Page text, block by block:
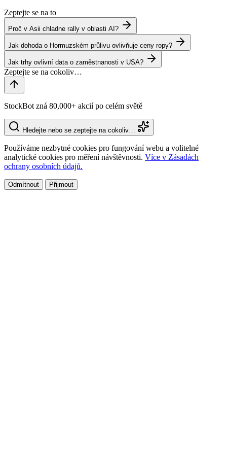
Zeptejte se na to
Proč v Asii chladne rally v oblasti AI?
Jak dohoda o Hormuzském průlivu ovlivňuje ceny ropy?
Jak trhy ovlivní data o zaměstnanosti v USA?
StockBot zná 80,000+ akcií po celém světě
Hledejte nebo se zeptejte na cokoliv…
Používáme nezbytné cookies pro fungování webu a volitelné
analytické cookies pro měření návštěvnosti. Více v Zásadách
ochrany osobních údajů.
Odmítnout Přijmout